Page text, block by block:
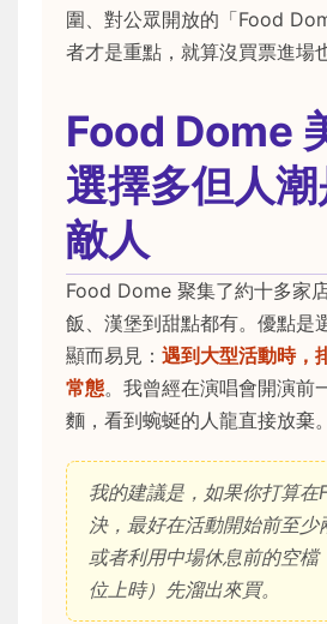
圍、對公眾開放的「Food
者才是重點，就算沒買票進場
Food Dome
選擇多但人
敵人
Food Dome 聚集了約十多家
飯、漢堡到甜點都有。優點是
顯而易見： 遇到大型活動時，
常態。我曾經在演唱會開演前
麵，看到蜿蜒的人龍直接放棄。
我的建議是，如果你打算
決，最好在活動開始前至少
或者利用中場休息前的空檔
位上時）先溜出來買。